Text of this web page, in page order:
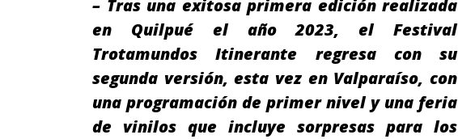
– Tras una exitosa primera edición realizada
en Quilpué el año 2023, el Festival
Trotamundos Itinerante regresa con su
segunda versión, esta vez en Valparaíso, con
una programación de primer nivel y una feria
de vinilos que incluye sorpresas para los